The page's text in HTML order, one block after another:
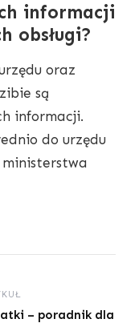
informacji
obsługi?
oraz
są
informacji.
do urzędu
– poradnik dla